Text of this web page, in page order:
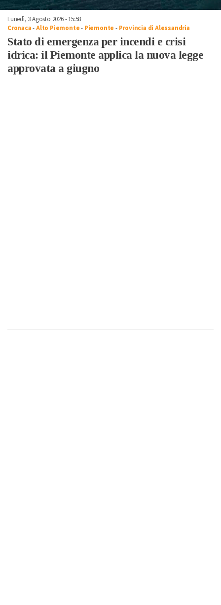
Lunedì, 3 Agosto 2026 - 15:58
Cronaca-Alto Piemonte- Piemonte - Provincia di Alessandria
Stato di emergenza per incendi e crisi
idrica: il Piemonte applica la nuova legge
approvata a giugno